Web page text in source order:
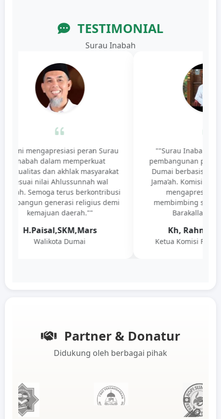
TESTIMONIAL
Surau Inabah
mengapresiasi peran Surau
Inabah dalam memperkuat
dan akhlak masyarakat
sesuai nilai Ahlussunnah wal
Semoga terus berkontribusi
generasi religius demi
kemajuan daerah.""
H.Paisal,SKM,Mars
Walikota Dumai
""Surau Inabah
pembangunan
Dumai berbasis
Jama’ah. Komisi
mengapresiasi
membimbing
Barakallahu
Kh, Rahmat
Ketua Komisi Fatwa
Partner & Donatur
Didukung oleh berbagai pihak